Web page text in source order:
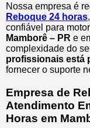
Nossa empresa é
Reboque 24 horas
confiável para
Mamborê – PR e
complexidade do
profissionais está
fornecer o suporte
Empresa de
Atendimento
Horas em